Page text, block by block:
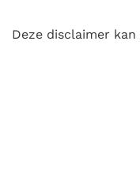
Deze disclaimer